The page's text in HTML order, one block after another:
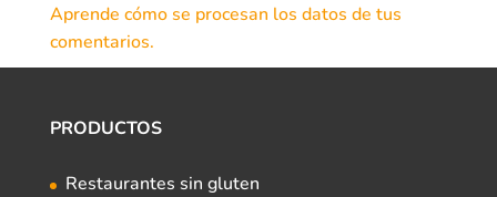
Aprende cómo se procesan los datos de tus
comentarios.
PRODUCTOS
Restaurantes sin gluten